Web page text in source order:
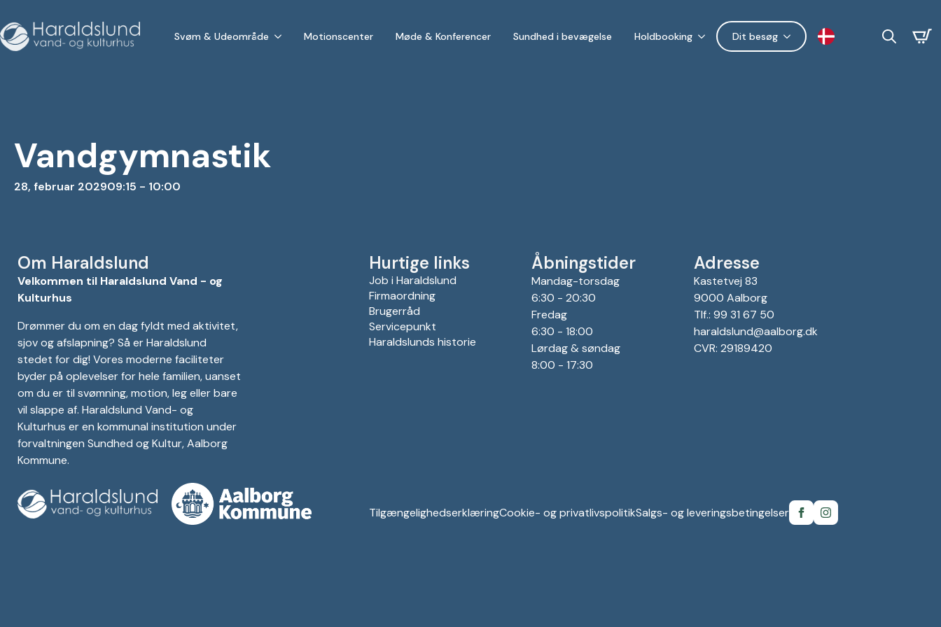
Svøm & Udeområde Motionscenter Møde & Konferencer Sundhed i bevægelse Holdbooking Dit besøg
Vandgymnastik
28, februar 202909:15 - 10:00
Om Haraldslund
Velkommen til Haraldslund Vand - og
Kulturhus
Drømmer du om en dag fyldt med aktivitet,
sjov og afslapning? Så er Haraldslund
stedet for dig! Vores moderne faciliteter
byder på oplevelser for hele familien, uanset
om du er til svømning, motion, leg eller bare
vil slappe af. Haraldslund Vand- og
Kulturhus er en kommunal institution under
forvaltningen Sundhed og Kultur, Aalborg
Kommune.
Hurtige links
Job i Haraldslund
Firmaordning
Brugerråd
Servicepunkt
Haraldslunds historie
Åbningstider
Mandag-torsdag
6:30 - 20:30
Fredag
6:30 - 18:00
Lørdag & søndag
8:00 - 17:30
Adresse
Kastetvej 83
9000 Aalborg
Tlf.: 99 31 67 50
haraldslund@aalborg.dk
CVR: 29189420
TilgængelighedserklæringCookie- og privatlivspolitikSalgs- og leveringsbetingelser